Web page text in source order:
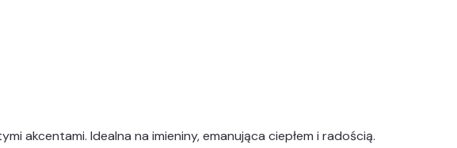
akcentami. Idealna na imieniny, emanująca ciepłem i radością.